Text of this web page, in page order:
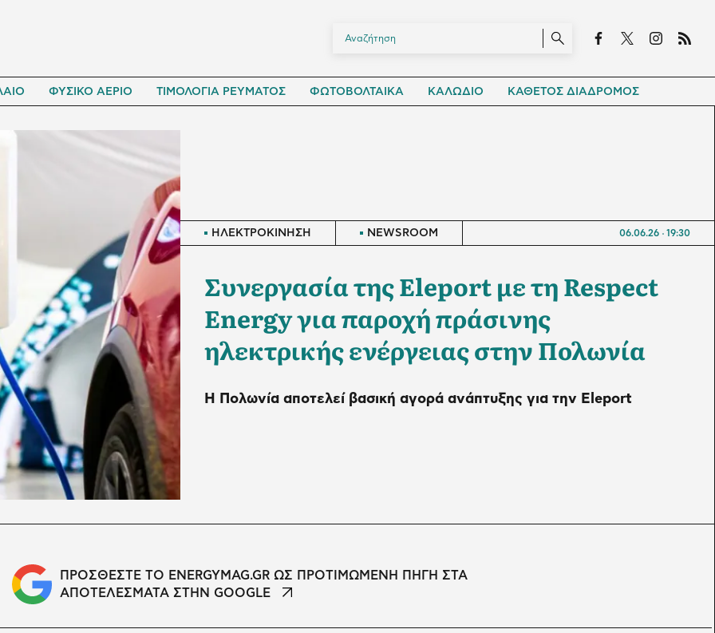
ΦΥΣΙΚΟ ΑΕΡΙΟ ΤΙΜΟΛΟΓΙΑ ΡΕΥΜΑΤΟΣ ΦΩΤΟΒΟΛΤΑΙΚΑ ΚΑΛΩΔΙΟ ΚΑΘΕΤΟΣ ΔΙΑΔΡΟΜΟΣ
ΗΛΕΚΤΡΟΚΙΝΗΣΗ NEWSROOM 06.06.26 19:30
Συνεργασία της Eleport με τη Respect
Energy για παροχή πράσινης
ηλεκτρικής ενέργειας στην Πολωνία
Η Πολωνία αποτελεί βασική αγορά ανάπτυξης για την Eleport
ΠΡΟΣΘΕΣΤΕ ΤΟ ENERGYMAG.GR ΩΣ ΠΡΟΤΙΜΩΜΕΝΗ ΠΗΓΗ ΣΤΑ
ΑΠΟΤΕΛΕΣΜΑΤΑ ΣΤΗΝ GOOGLE